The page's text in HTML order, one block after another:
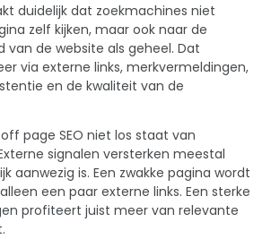
duidelijk dat zoekmachines niet
zelf kijken, maar ook naar de
van de website als geheel. Dat
via externe links, merkvermeldingen,
en de kwaliteit van de
page SEO niet los staat van
signalen versterken meestal
aanwezig is. Een zwakke pagina wordt
een paar externe links. Een sterke
profiteert juist meer van relevante